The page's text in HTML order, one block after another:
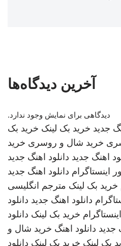
آخرین دیدگاه‌ها
دیدگاهی برای نمایش وجود ندارد.
جدید خرید بک لینک خرید بک
خرید شال و روسری خرید
اهنگ جدید دانلود اهنگ جدید
اینستاگرام دانلود اهنگ جدید
خرید بک لینک مترجم انگلیسی
دانلود اهنگ جدید دانلود
خرید بک لینک دانلود
جدید دانلود اهنگ خرید شال و
بک لینک خرید بک لینک دانلود